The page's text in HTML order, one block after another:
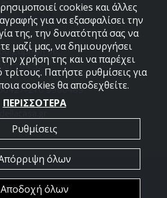
Σαράφη 36,
164 52
210 9960489
Rights Reserved - Dellacasa
cookies και άλλες
για να εξασφαλίσει την
της, την δυνατότητά σας να
μαζί μας, να δημιουργήσει
την χρήση της και να παρέχει
Πατήστε ρυθμίσεις για
cookies θα αποδεχθείτε.
ΠΕΡΙΣΣΟΤΕΡΑ
Ρυθμίσεις
όλων
Αποδοχή όλων